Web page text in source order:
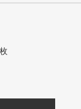
枚